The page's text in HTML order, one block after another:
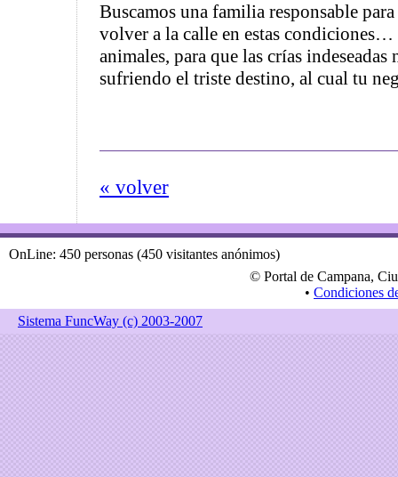
Buscamos una familia responsable
volver a la calle en estas
animales, para que las crías
sufriendo el triste destino, al cual tu
« volver
OnLine: 450 personas (450 visitantes anónimos)
© Portal de Campana,
• Condiciones
Sistema FuncWay (c) 2003-2007